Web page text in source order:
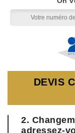
DEVIS
2.
adressez-